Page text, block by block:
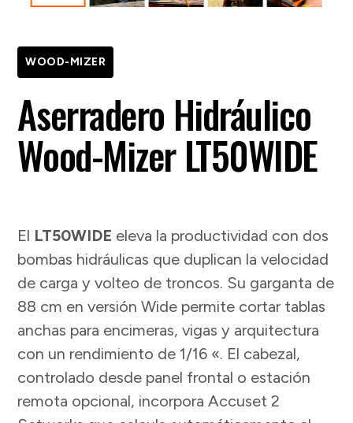
WOOD-MIZER
Aserradero Hidráulico
Wood-Mizer LT50WIDE
El LT50WIDE eleva la productividad con dos
bombas hidráulicas que duplican la velocidad
de carga y volteo de troncos. Su garganta de
88 cm en versión Wide permite cortar tablas
anchas para encimeras, vigas y arquitectura
con un rendimiento de 1/16 «. El cabezal,
controlado desde panel frontal o estación
remota opcional, incorpora Accuset 2